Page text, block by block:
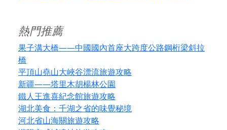
熱門推薦
果子溝大橋——中國國內首座大跨度公路鋼桁梁斜拉
橋
平頂山堯山大峽谷漂流旅遊攻略
新疆——塔里木胡楊林公園
鐵人王進喜紀念館旅遊攻略
湖北美食：千湖之省的味覺秘境
河北省山海關旅遊攻略